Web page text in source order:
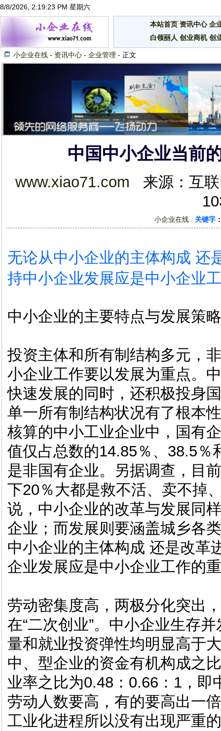
8/8/2026, 2:19:23 PM 星期六
本站首页 资讯中心 企
白领丽人 创业商机 创
小企业在线 - 资讯中心 - 企业管理 - 正文
中国中小企业当前
www.xiao71.com 来源：互
小企业在线 关键字
无论从中小企业的主体构成 还
持中小企业发展应是中小企业
中小企业的主要特点与发展策
投资主体和所有制结构多元，
小企业工作要以发展为重点。
快速发展的同时，还积极投身
单一所有制结构状况有了根本
核算的中小工业企业中，国有
值仅占总数的14.85％、38.5％
是非国有企业。另据调查，目
下20％大都是救不活、卖不掉
说，中小企业的改革与发展同
企业；而发展则要涵盖城乡各
中小企业的主体构成 还是改革
企业发展应是中小企业工作的
劳动密集度高，两极分化突出
在“二次创业”。中小企业生存
量和就业投资弹性均明显高于
中、型企业的资金有机构成之
业率之比为0.48：0.66：1，
劳动人数要高，有的要高出一
工业化进程所以没有出现严重